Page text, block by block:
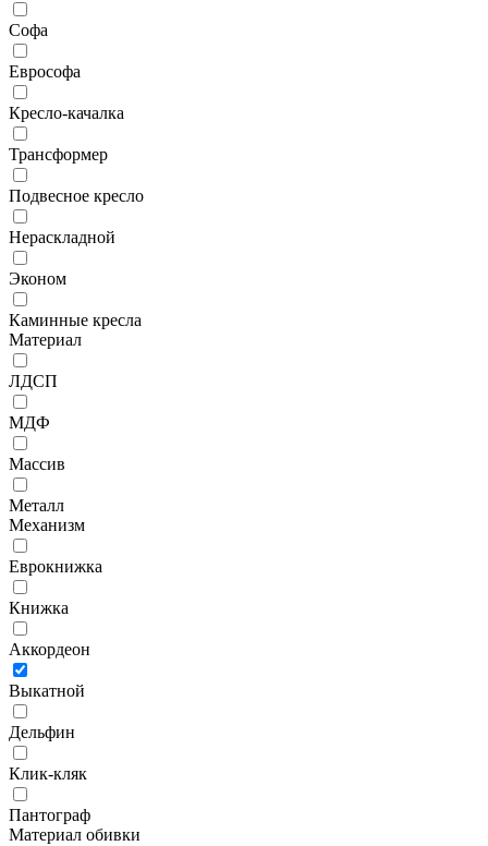
Софа
Еврософа
Кресло-качалка
Трансформер
Подвесное кресло
Нераскладной
Эконом
Каминные кресла
Материал
ЛДСП
МДФ
Массив
Металл
Механизм
Еврокнижка
Книжка
Аккордеон
Выкатной
Дельфин
Клик-кляк
Пантограф
Материал обивки